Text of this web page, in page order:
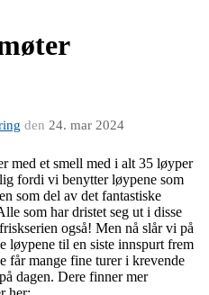
den 24. mar 2024
med et smell med i alt 35 løyper
fordi vi benytter løypene som
som del av det fantastiske
som har dristet seg ut i disse
også! Men nå slår vi på
løypene til en siste innspurt frem
får mange fine turer i krevende
dagen. Dere finner mer